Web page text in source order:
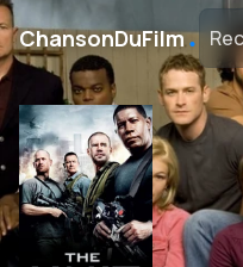
ChansonDuFilm․